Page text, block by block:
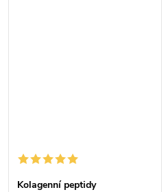
Kolagenní peptidy